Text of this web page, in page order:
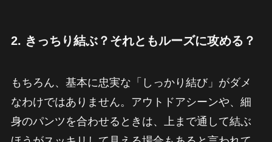
2. きっちり結ぶ？それともルーズに攻める？
もちろん、基本に忠実な「しっかり結び」がダメ
なわけではありません。アウトドアシーンや、細
身のパンツを合わせるときは、上まで通して結ぶ